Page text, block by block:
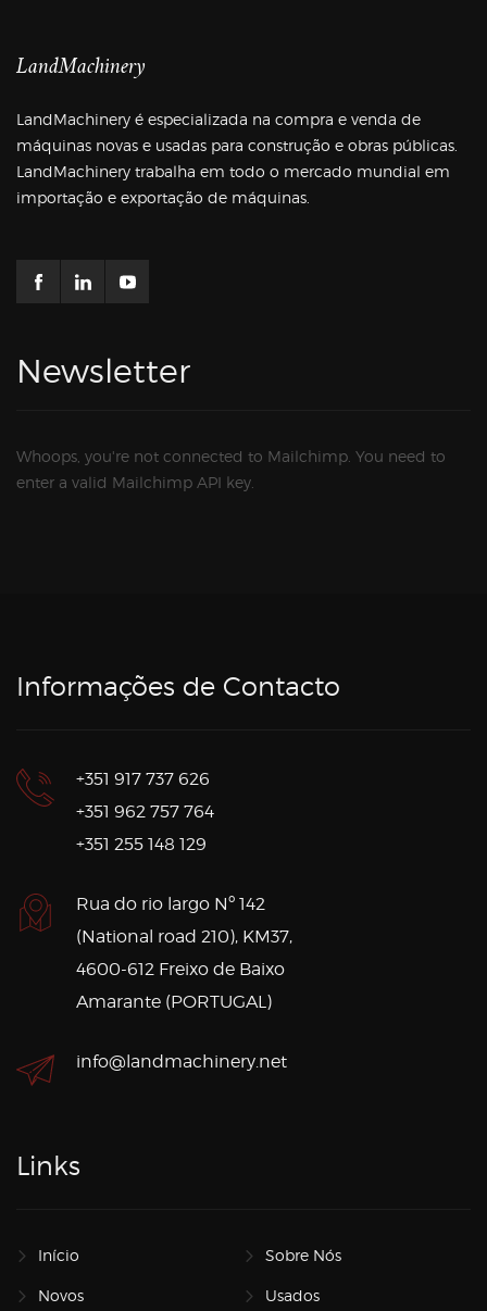
LandMachinery
LandMachinery é especializada na compra e venda de
máquinas novas e usadas para construção e obras públicas.
LandMachinery trabalha em todo o mercado mundial em
importação e exportação de máquinas.
Newsletter
Whoops, you're not connected to Mailchimp. You need to
enter a valid Mailchimp API key.
Informações de Contacto
+351 917 737 626
+351 962 757 764
+351 255 148 129
Rua do rio largo Nº 142
(National road 210), KM37,
4600-612 Freixo de Baixo
Amarante (PORTUGAL)
info@landmachinery.net
Links
Início Sobre Nós
Novos Usados